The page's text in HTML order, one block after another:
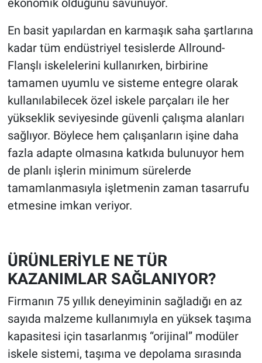
ekonomik olduğunu savunuyor.
En basit yapılardan en karmaşık saha şartlarına
kadar tüm endüstriyel tesislerde Allround-
Flanşlı iskelelerini kullanırken, birbirine
tamamen uyumlu ve sisteme entegre olarak
kullanılabilecek özel iskele parçaları ile her
yükseklik seviyesinde güvenli çalışma alanları
sağlıyor. Böylece hem çalışanların işine daha
fazla adapte olmasına katkıda bulunuyor hem
de planlı işlerin minimum sürelerde
tamamlanmasıyla işletmenin zaman tasarrufu
etmesine imkan veriyor.
ÜRÜNLERİYLE NE TÜR
KAZANIMLAR SAĞLANIYOR?
Firmanın 75 yıllık deneyiminin sağladığı en az
sayıda malzeme kullanımıyla en yüksek taşıma
kapasitesi için tasarlanmış “orijinal” modüler
iskele sistemi, taşıma ve depolama sırasında